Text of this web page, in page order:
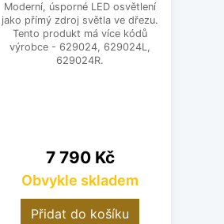
Moderní, úsporné LED osvětlení
jako přímý zdroj světla ve dřezu.
Tento produkt má více kódů
výrobce - 629024, 629024L,
629024R.
Cena
7 790 Kč
Obvykle skladem
Přidat do košíku